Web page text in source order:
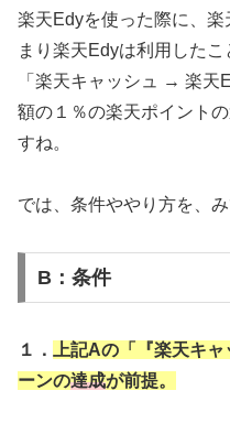
楽天Edyを使った際に、
まり楽天Edyは利用した
「楽天キャッシュ → 楽天
額の１％の楽天ポイント
すね。
では、条件ややり方を、
B：条件
１．
上記Aの「『楽天キ
ーンの達成が前提。